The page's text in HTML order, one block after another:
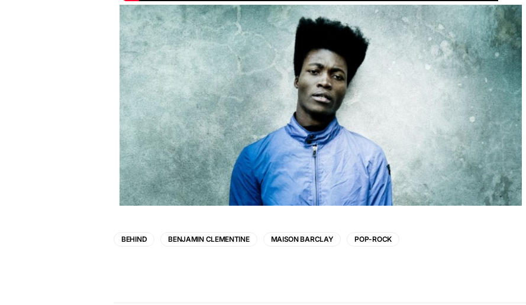
BEHIND BENJAMIN CLEMENTINE MAISON BARCLAY POP-ROCK